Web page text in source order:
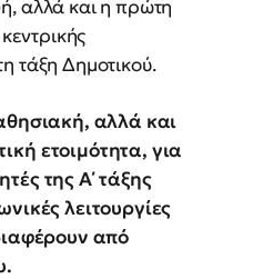
αλλά και η πρώτη
τάξη Δημοτικού.
αλλά και
ετοιμότητα, για
της Α΄ τάξης
λειτουργίες
από